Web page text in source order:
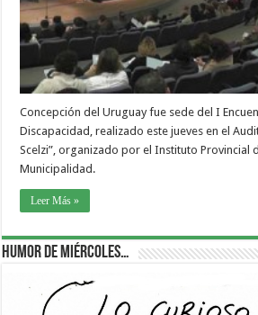
Concepción del Uruguay fue sede del I
Discapacidad, realizado este jueves en el
Scelzi”, organizado por el Instituto Provincial
Municipalidad.
Leer Más »
Humor de Miércoles…